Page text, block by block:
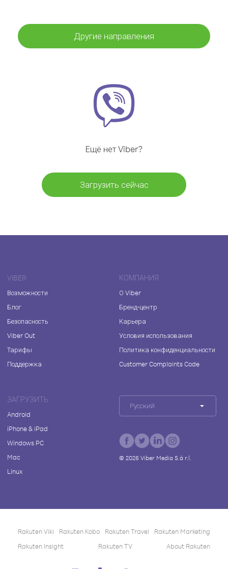
Другие направления
Ещё нет Viber?
Загрузить сейчас
VIBER
Возможности
Блог
Безопасность
Viber Out
Тарифы
Поддержка
КОМПАНИЯ
О Viber
Бренд-центр
Карьера
Условия использования
Политика конфиденциальности
Customer Complaints Code
ЗАГРУЗИТЬ
Android
iPhone & iPad
Windows PC
Mac
Linux
Русский
© 2026Viber Media S.à r.l.
Rakuten Viki Rakuten Kobo Rakuten Travel
Rakuten Marketing
Rakuten Insight
Rakuten TV About Rakuten